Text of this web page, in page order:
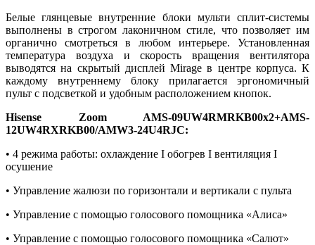
Белые глянцевые внутренние блоки мульти сплит-системы
выполнены в строгом лаконичном стиле, что позволяет им
органично смотреться в любом интерьере. Установленная
температура воздуха и скорость вращения вентилятора
выводятся на скрытый дисплей Mirage в центре корпуса. К
каждому внутреннему блоку прилагается эргономичный
пульт с подсветкой и удобным расположением кнопок.
Hisense Zoom AMS-09UW4RMRKB00х2+AMS-
12UW4RXRKB00/AMW3-24U4RJC:
• 4 режима работы: охлаждение I обогрев I вентиляция I
осушение
• Управление жалюзи по горизонтали и вертикали с пульта
• Управление с помощью голосового помощника «Алиса»
• Управление с помощью голосового помощника «Салют»